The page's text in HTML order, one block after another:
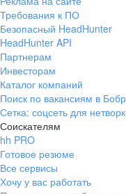
Требования к ПО
Безопасный HeadHunter
HeadHunter API
Партнерам
Инвесторам
Каталог компаний
Поиск по вакансиям в
Сетка: соцсеть для
Соискателям
hh PRO
Готовое резюме
Все сервисы
Хочу у вас работать